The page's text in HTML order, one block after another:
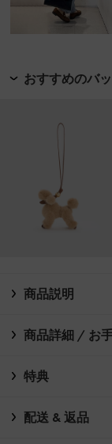
おすすめのバ
商品説明
商品詳細 / お
特典
配送 & 返品